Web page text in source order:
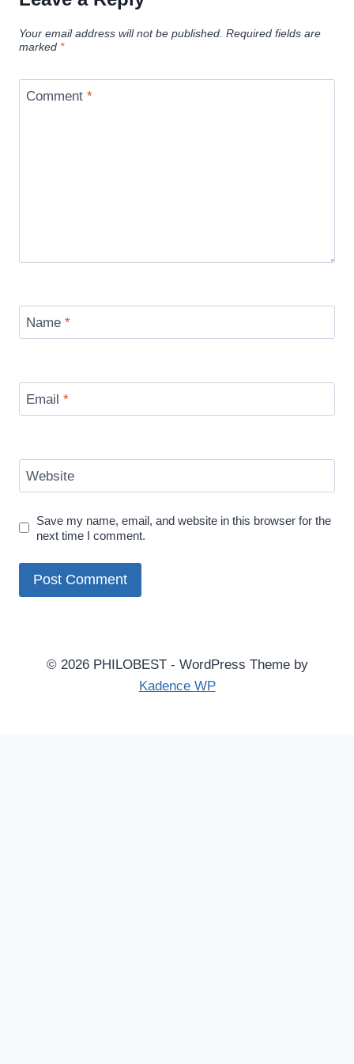
Your email address will not be published. Required fields are
marked *
Comment *
Name *
Email *
Website
Save my name, email, and website in this browser for the
next time I comment.
© 2026 PHILOBEST - WordPress Theme by
Kadence WP